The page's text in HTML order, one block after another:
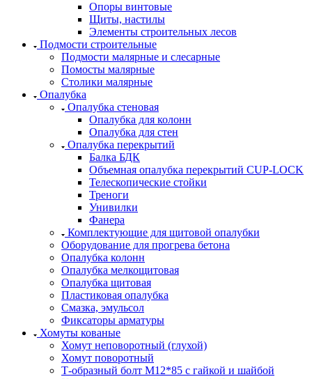
Опоры винтовые
Щиты, настилы
Элементы строительных лесов
Подмости строительные
Подмости малярные и слесарные
Помосты малярные
Столики малярные
Опалубка
Опалубка стеновая
Опалубка для колонн
Опалубка для стен
Опалубка перекрытий
Балка БДК
Объемная опалубка перекрытий CUP-LOCK
Телескопические стойки
Треноги
Унивилки
Фанера
Комплектующие для щитовой опалубки
Оборудование для прогрева бетона
Опалубка колонн
Опалубка мелкощитовая
Опалубка щитовая
Пластиковая опалубка
Смазка, эмульсол
Фиксаторы арматуры
Хомуты кованые
Хомут неповоротный (глухой)
Хомут поворотный
Т-образный болт М12*85 с гайкой и шайбой